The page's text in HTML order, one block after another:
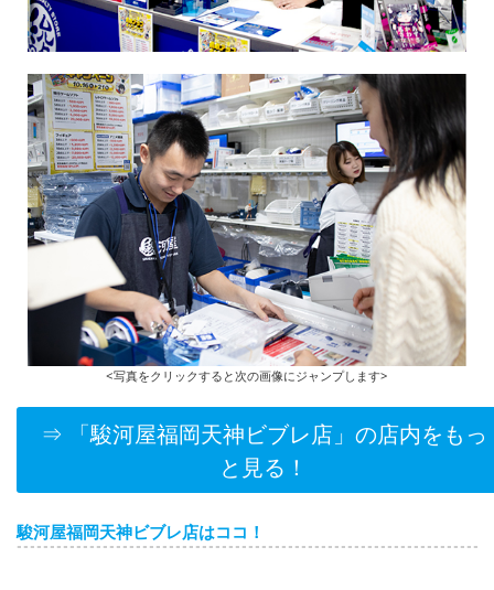
<写真をクリックすると次の画像にジャンプします>
⇒ 「駿河屋福岡天神ビブレ店」の店内をもっ
と見る！
駿河屋福岡天神ビブレ店はココ！